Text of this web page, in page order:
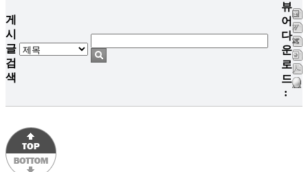
게
시
글
검
색
뷰
어
다
운
로
드
: